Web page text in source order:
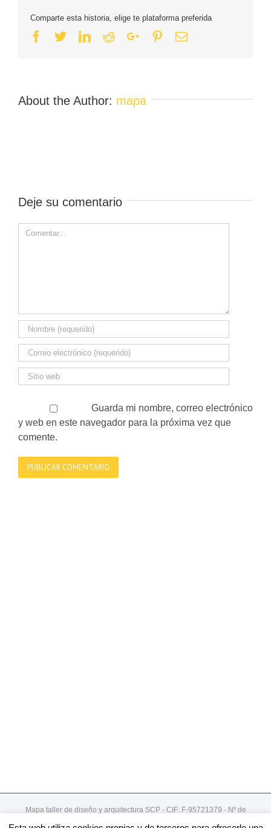
Comparte esta historia, elige te plataforma preferida
Facebook
TwitterLinkedin
RedditGoogle+Pinterest
Email
About the Author: mapa
Deje su comentario
Comment
Guarda mi nombre, correo electrónico
y web en este navegador para la próxima vez que
comente.
Mapa taller de diseño y arquitectura SCP - CIF: F-95721379 - Nº de